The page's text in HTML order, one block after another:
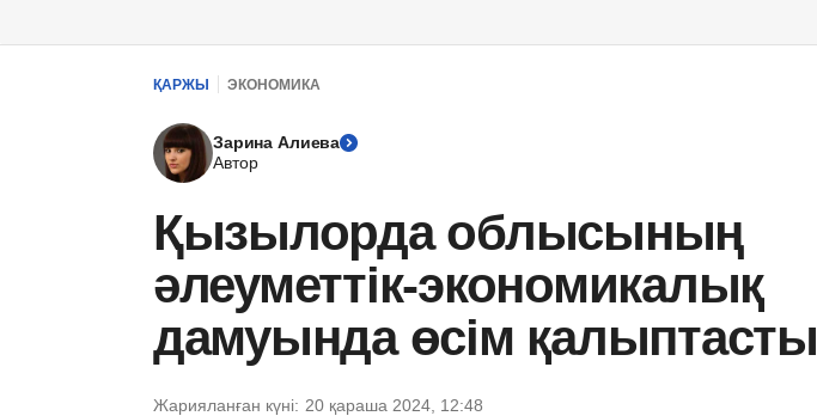
ҚАРЖЫ ЭКОНОМИКА
Зарина Алиева
Автор
Қызылорда облысының
әлеуметтік-экономикалық
дамуында өсім қалыптасты
Жарияланған күні: 20 қараша 2024, 12:48